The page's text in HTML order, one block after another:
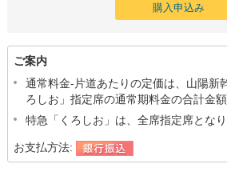
購入申込み
ご案内
通常料金-片道あたりの定価は、山陽新
ろしお」指定席の通常期料金の合計金額
特急「くろしお」は、全席指定席となり
お支払方法: